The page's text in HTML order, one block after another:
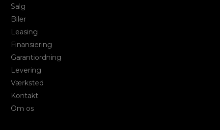
Salg
Biler
Leasing
Finansiering
Garantiordning
Levering
Værksted
Kontakt
Om os